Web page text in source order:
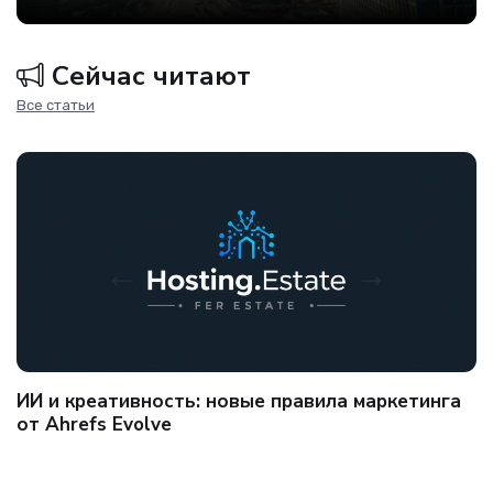
Сейчас читают
Все статьи
Ключевые тренды e-commerce: на что делать
ставку бизнесу